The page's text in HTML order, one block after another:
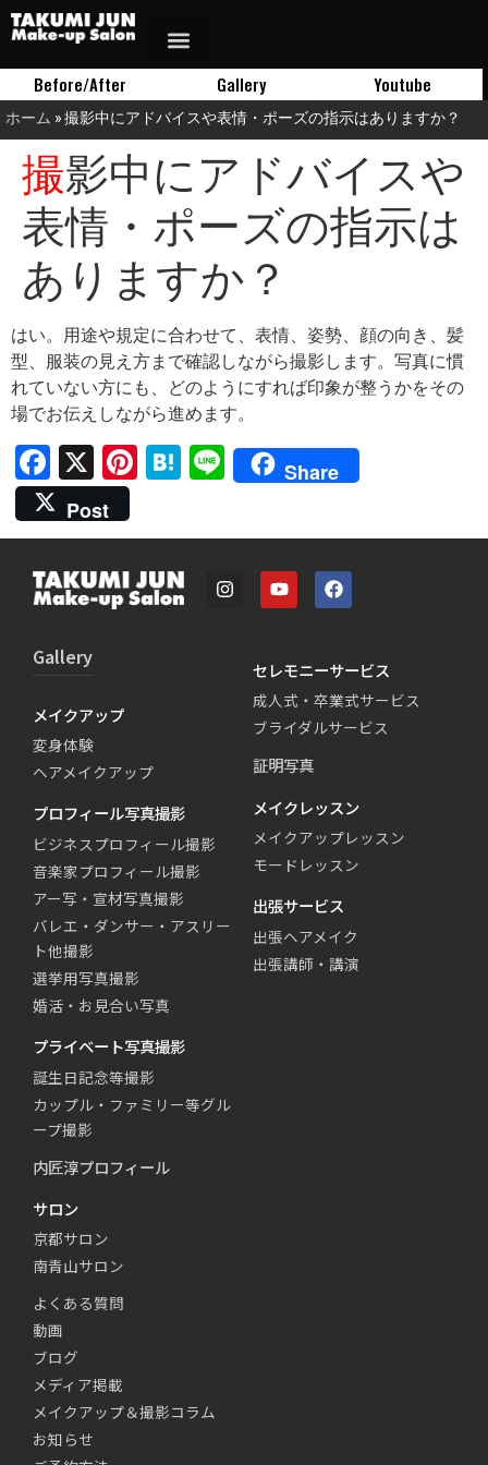
Before/After Gallery Youtube
ホーム »撮影中にアドバイスや表情・ポーズの指示はありますか？
撮影中にアドバイスや
表情・ポーズの指示は
ありますか？
はい。用途や規定に合わせて、表情、姿勢、顔の向き、髪
型、服装の見え方まで確認しながら撮影します。写真に慣
れていない方にも、どのようにすれば印象が整うかをその
場でお伝えしながら進めます。
Facebook
X Pinterest
Hatena
LineShare
Post
Gallery
メイクアップ
変身体験
ヘアメイクアップ
プロフィール写真撮影
ビジネスプロフィール撮影
音楽家プロフィール撮影
アー写・宣材写真撮影
バレエ・ダンサー・アスリー
ト他撮影
選挙用写真撮影
婚活・お見合い写真
プライベート写真撮影
誕生日記念等撮影
カップル・ファミリー等グル
ープ撮影
セレモニーサービス
成人式・卒業式サービス
ブライダルサービス
証明写真
メイクレッスン
メイクアップレッスン
モードレッスン
出張サービス
出張ヘアメイク
出張講師・講演
内匠淳プロフィール
サロン
京都サロン
南青山サロン
よくある質問
動画
ブログ
メディア掲載
メイクアップ＆撮影コラム
お知らせ